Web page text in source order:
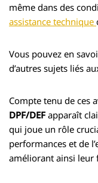
même dans des
assistance technique
Vous pouvez en
d’autres sujets liés
Compte tenu de ces
DPF/DEF apparaît
qui joue un rôle
performances et de
améliorant ainsi leur